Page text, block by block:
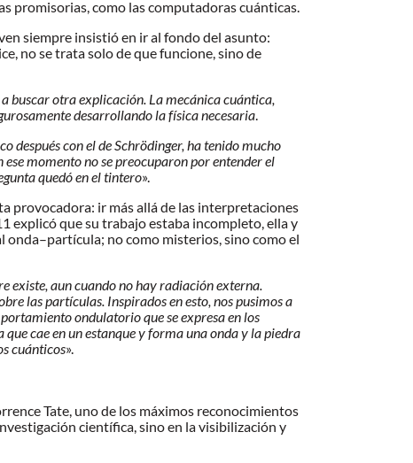
promisorias, como las computadoras cuánticas.
siempre insistió en ir al fondo del asunto:
no se trata solo de que funcione, sino de
buscar otra explicación. La mecánica cuántica,
desarrollando la física necesaria.
después con el de Schrödinger, ha tenido mucho
momento no se preocuparon por entender el
quedó en el tintero».
provocadora: ir más allá de las interpretaciones
explicó que su trabajo estaba incompleto, ella y
no como misterios, sino como el
existe, aun cuando no hay radiación externa.
las partículas. Inspirados en esto, nos pusimos a
ondulatorio que se expresa en los
cae en un estanque y forma una onda y la piedra
cuánticos».
Tate, uno de los máximos reconocimientos
científica, sino en la visibilización y